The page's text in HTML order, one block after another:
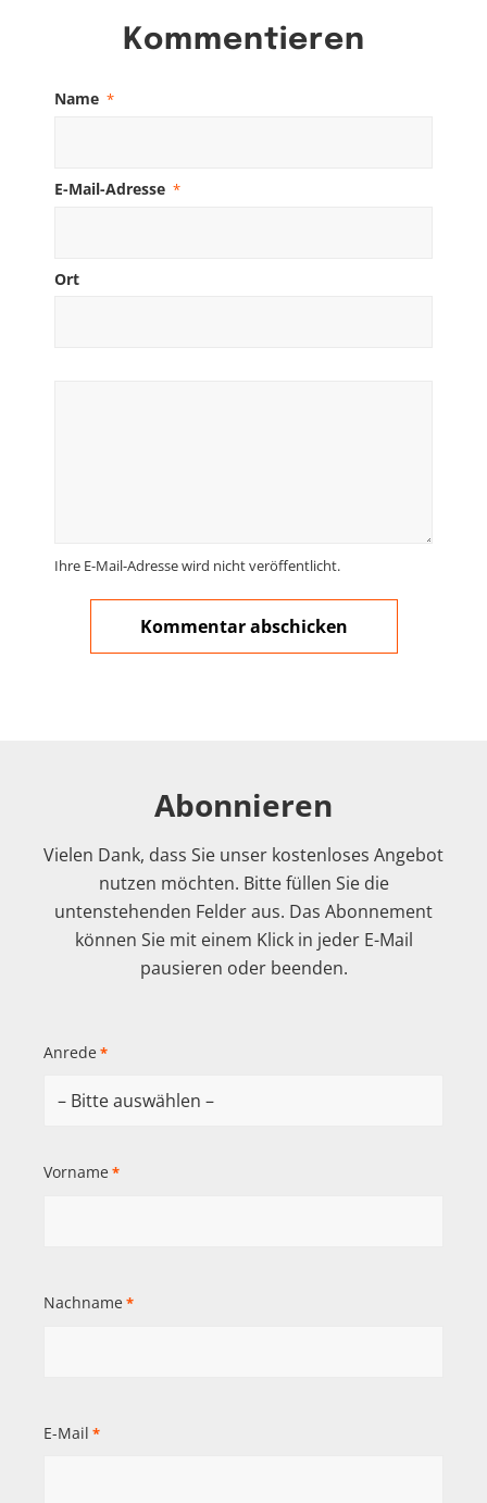
Kommentieren
Name *
E-Mail-Adresse *
Ort
Ihre E-Mail-Adresse wird nicht veröffentlicht.
Abonnieren
Vielen Dank, dass Sie unser kostenloses Angebot
nutzen möchten. Bitte füllen Sie die
untenstehenden Felder aus. Das Abonnement
können Sie mit einem Klick in jeder E-Mail
pausieren oder beenden.
Anrede *
Vorname *
Nachname *
E-Mail *